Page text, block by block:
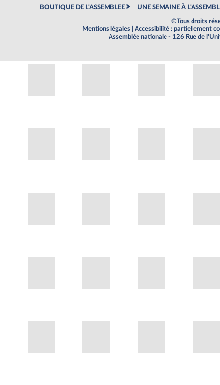
BOUTIQUE DE L'ASSEMBLEE UNE SEMAINE À
©Tous droits
Mentions légales
Accessibilité : partiellement
Assemblée nationale - 126 Rue de